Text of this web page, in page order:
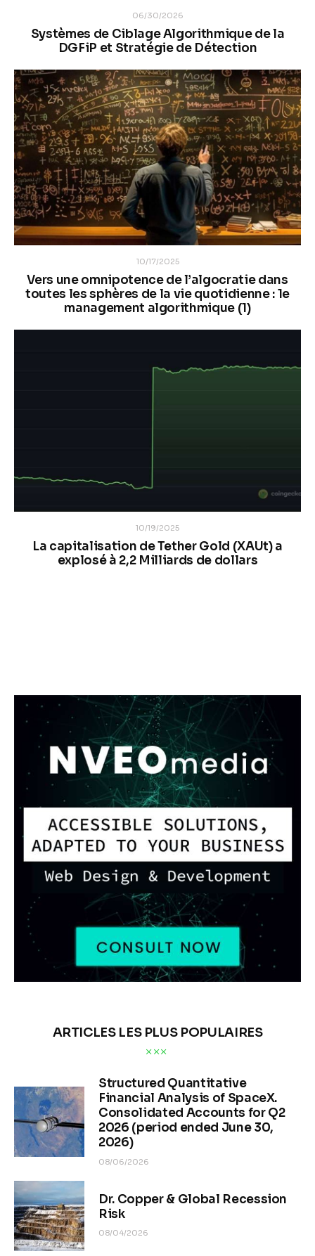
06/30/2026
Systèmes de Ciblage Algorithmique de la
DGFiP et Stratégie de Détection
10/17/2025
Vers une omnipotence de l’algocratie dans
toutes les sphères de la vie quotidienne : 1e
management algorithmique (1)
10/19/2025
La capitalisation de Tether Gold (XAUt) a
explosé à 2,2 Milliards de dollars
ARTICLES LES PLUS POPULAIRES
Structured Quantitative
Financial Analysis of SpaceX.
Consolidated Accounts for Q2
2026 (period ended June 30,
2026)
08/06/2026
Dr. Copper & Global Recession
Risk
08/04/2026